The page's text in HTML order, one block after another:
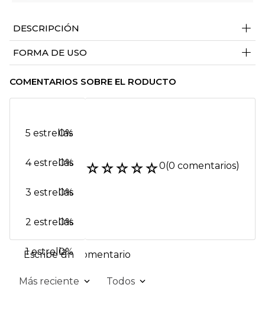
DESCRIPCIÓN +
FORMA DE USO +
COMENTARIOS SOBRE EL RODUCTO
☆☆☆☆☆0(0 comentarios)
5 estrellas
0%
4 estrellas
0%
3 estrellas
0%
2 estrellas
0%
1 estrella0%
Escribe un comentario
Más reciente Todos